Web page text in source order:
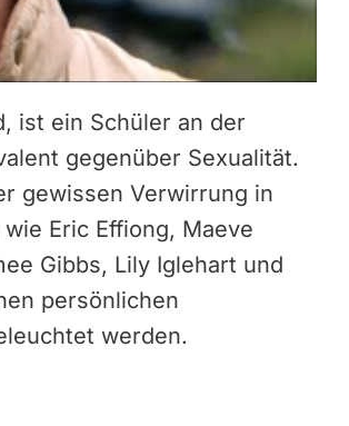
ist ein Schüler an der
gegenüber Sexualität.
gewissen Verwirrung in
Eric Effiong, Maeve
Gibbs, Lily Iglehart und
persönlichen
werden.